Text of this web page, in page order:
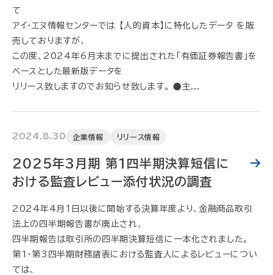
て
アイ・エヌ情報センターでは 【人的資本】に特化したデータ を販
売しておりますが、
この度、2024年6月末までに提出された「有価証券報告書」を
ベースとした最新版データを
リリース致しますのでお知らせ致します。 ●主...
2024.8.30 企業情報 リリース情報
2025年3月期 第1四半期決算短信に
おける監査レビュー添付状況の調査
2024年4月1日以後に開始する決算年度より、金融商品取引
法上の四半期報告書が廃止され、
四半期報告は取引所の四半期決算短信に一本化されました。
第1・第3四半期財務諸表における監査人によるレビューについ
ては、